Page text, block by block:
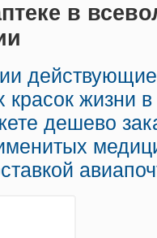
в
жизни
дешево